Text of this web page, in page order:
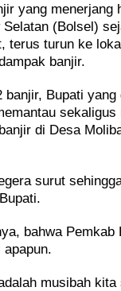
yang menerjang
Selatan (Bolsel)
terus turun ke
banjir.
Bupati
di Desa
surut
bahwa
musibah